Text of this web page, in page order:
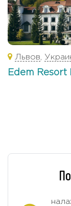
Львов
Edem Resort